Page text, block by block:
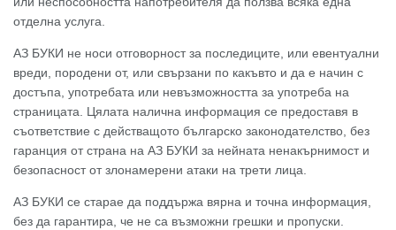
отделна услуга.
АЗ БУКИ не носи отговорност за последиците, или евентуални
вреди, породени от, или свързани по какъвто и да е начин с
достъпа, употребата или невъзможността за употреба на
страницата. Цялата налична информация се предоставя в
съответствие с действащото българско законодателство, без
гаранция от страна на АЗ БУКИ за нейната ненакърнимост и
безопасност от злонамерени атаки на трети лица.
АЗ БУКИ се старае да поддържа вярна и точна информация,
без да гарантира, че не са възможни грешки и пропуски.